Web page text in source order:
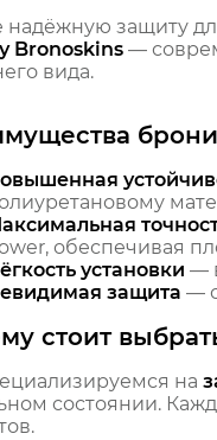
надёжную защиту
Bronoskins —
вида.
обеспечивая
установки —
защита —
стоит
на
состоянии.